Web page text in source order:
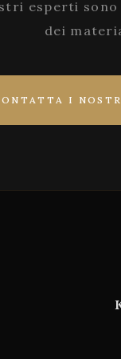
esperti
dei
I